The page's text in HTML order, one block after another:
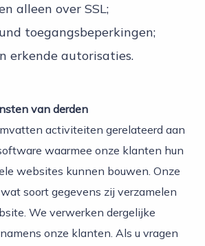
alleen over SSL;
toegangsbeperkingen;
erkende autorisaties.
van derden
activiteiten gerelateerd aan
waarmee onze klanten hun
websites kunnen bouwen. Onze
soort gegevens zij verzamelen
We verwerken dergelijke
onze klanten. Als u vragen